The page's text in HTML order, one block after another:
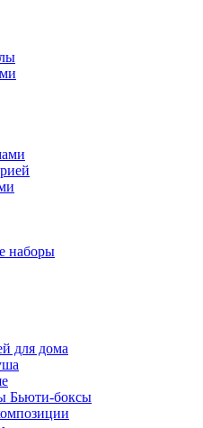
наборы
для дома
Бьюти-боксы